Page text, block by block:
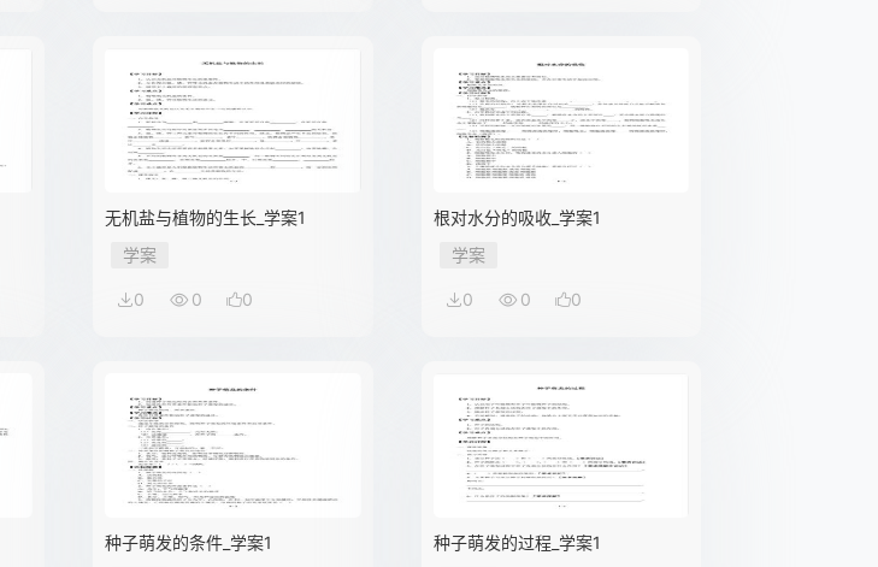
无机盐与植物的生长_学案1
学案
0 0 0
根对水分的吸收_学案1
学案
0 0 0
种子萌发的条件_学案1
种子萌发的过程_学案1